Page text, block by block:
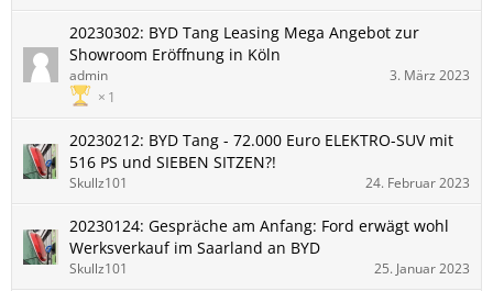
20230302: BYD Tang Leasing Mega Angebot zur
Showroom Eröffnung in Köln
1
admin 3. März 2023
20230212: BYD Tang - 72.000 Euro ELEKTRO-SUV mit
516 PS und SIEBEN SITZEN?!
Skullz101 24. Februar 2023
20230124: Gespräche am Anfang: Ford erwägt wohl
Werksverkauf im Saarland an BYD
Skullz101 25. Januar 2023